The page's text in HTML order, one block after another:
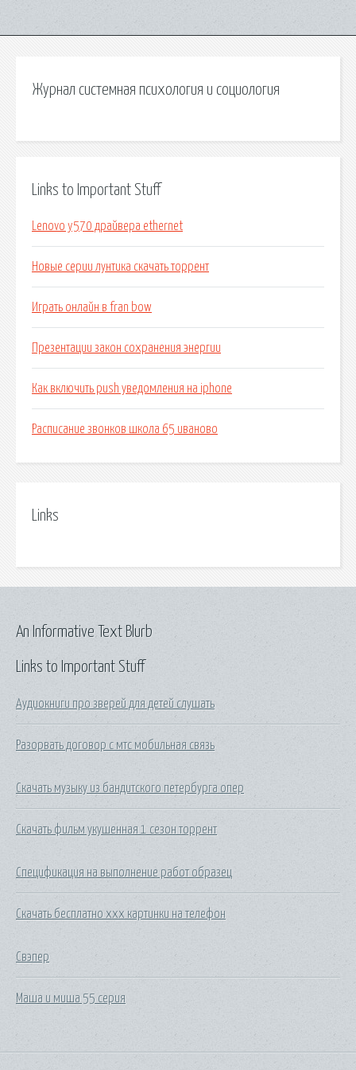
Журнал системная психология и социология
Links to Important Stuff
Lenovo y570 драйвера ethernet
Новые серии лунтика скачать торрент
Играть онлайн в fran bow
Презентации закон сохранения энергии
Как включить push уведомления на iphone
Расписание звонков школа 65 иваново
Links
Links to Important Stuff
Аудиокниги про зверей для детей слушать
Разорвать договор с мтс мобильная связь
Скачать музыку из бандитского петербурга опер
Скачать фильм укушенная 1 сезон торрент
Спецификация на выполнение работ образец
Скачать бесплатно ххх картинки на телефон
Свэпер
Маша и миша 55 серия
An Informative Text Blurb